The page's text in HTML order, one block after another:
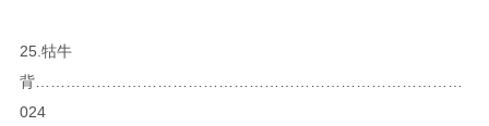
25.牯牛
背…………………………………………………………………………
024